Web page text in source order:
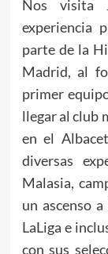
Nos visita
experiencia
parte de la
Madrid, al
primer
llegar al club
en el
diversas
Malasia,
un ascenso
LaLiga e
con sus